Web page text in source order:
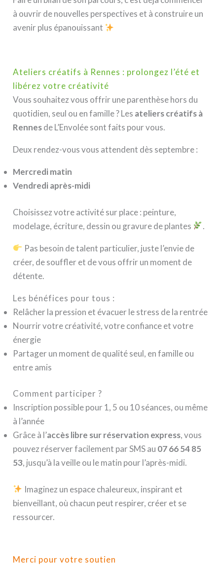
à ouvrir de nouvelles perspectives et à construire un
avenir plus épanouissant
Ateliers créatifs à Rennes : prolongez l’été et
libérez votre créativité
Vous souhaitez vous offrir une parenthèse hors du
quotidien, seul ou en famille ? Les ateliers créatifs à
Rennesde L’Envolée sont faits pour vous.
Deux rendez-vous vous attendent dès septembre :
Mercredi matin
Vendredi après-midi
Choisissez votre activité sur place : peinture,
modelage, écriture, dessin ou gravure de plantes
.
Pas besoin de talent particulier, juste l’envie de
créer, de souffler et de vous offrir un moment de
détente.
Les bénéfices pour tous :
Relâcher la pression et évacuer le stress de la rentrée
Nourrir votre créativité, votre confiance et votre
énergie
Partager un moment de qualité seul, en famille ou
entre amis
Comment participer ?
Inscription possible pour 1, 5 ou 10 séances, ou même
à l’année
Grâce à l’accès libre sur réservation express, vous
pouvez réserver facilement par SMS au 07 66 54 85
53, jusqu’à la veille ou le matin pour l’après-midi.
Imaginez un espace chaleureux, inspirant et
bienveillant, où chacun peut respirer, créer et se
ressourcer.
Merci pour votre soutien